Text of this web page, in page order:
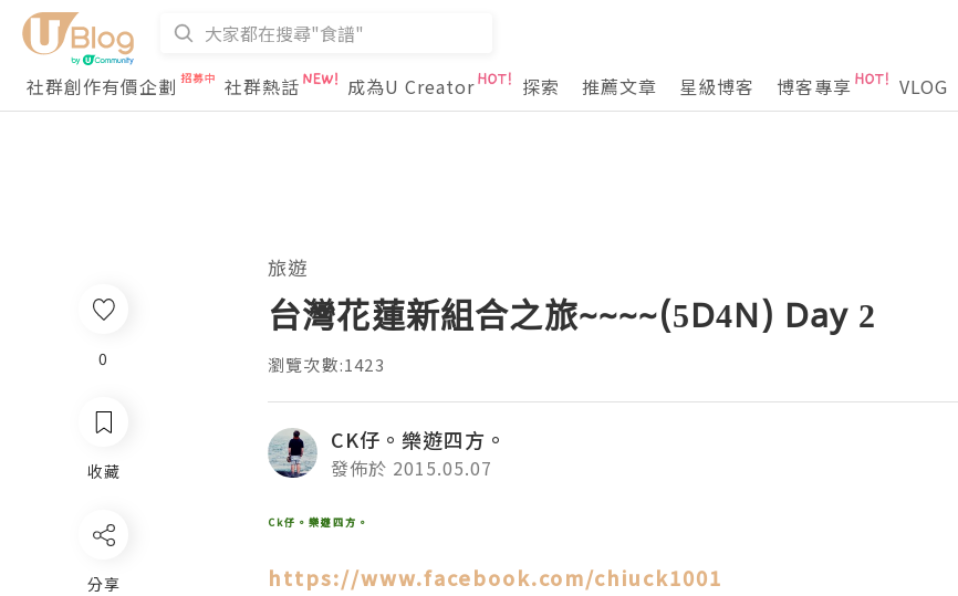
社群創作有價企劃
社群熱話 成為U Creator 探索 推薦文章 星級博客 博客專享 VLOG
0
收藏
分享
旅遊
台灣花蓮新組合之旅~~~~(5D4N) Day 2
瀏覽次數:1423
CK仔。樂遊四方。
發佈於 2015.05.07
Ck仔。樂遊四方。
https://www.facebook.com/chiuck1001